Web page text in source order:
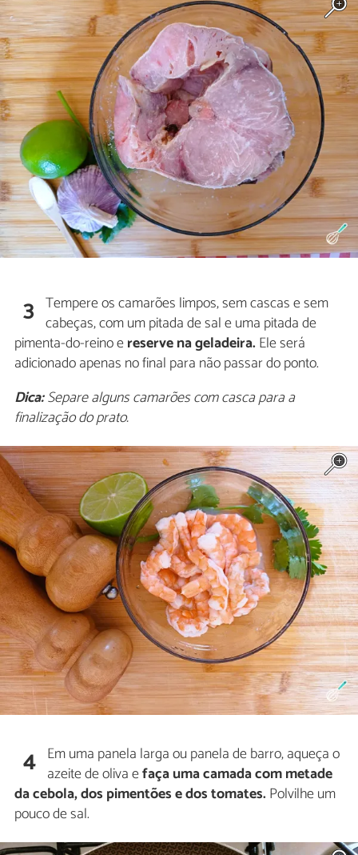
3 Tempere os camarões limpos, sem cascas e sem
cabeças, com um pitada de sal e uma pitada de
pimenta-do-reino ereserve na geladeira.Ele será
adicionado apenas no final para não passar do ponto.
Dica:Separe alguns camarões com casca para a
finalização do prato.
4 Em uma panela larga ou panela de barro, aqueça o
azeite de oliva efaça uma camada com metade
da cebola, dos pimentões e dos tomates.Polvilhe um
pouco de sal.